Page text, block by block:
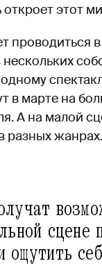
этот
проводиться
в марте на
А на малой
разных
сцене
ощутить